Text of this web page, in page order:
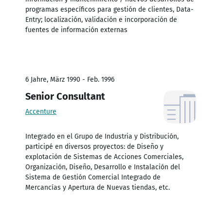
programas específicos para gestión de clientes, Data-
Entry; localización, validación e incorporación de
fuentes de información externas
6 Jahre, März 1990 - Feb. 1996
Senior Consultant
Accenture
Integrado en el Grupo de Industria y Distribución,
participé en diversos proyectos: de Diseño y
explotación de Sistemas de Acciones Comerciales,
Organización, Diseño, Desarrollo e Instalación del
Sistema de Gestión Comercial Integrado de
Mercancías y Apertura de Nuevas tiendas, etc.